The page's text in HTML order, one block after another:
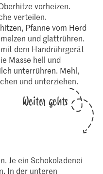
vorheizen.
verteilen.
Pfanne vom Herd
und glattrühren.
dem Handrührgerät
Masse hell und
unterrühren. Mehl,
und unterziehen.
Weiter gehts
Je ein Schokoladenei
In der unteren